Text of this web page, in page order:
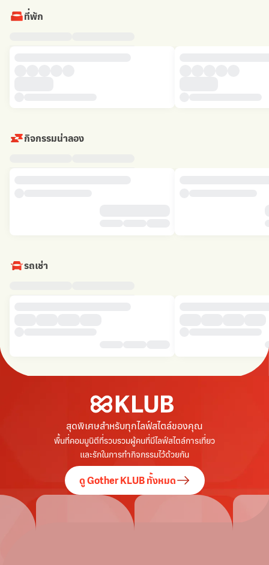
ที่พัก
กิจกรรมน่าลอง
รถเช่า
สุดพิเศษสำหรับทุกไลฟ์สไตล์ของคุณ
พื้นที่คอมมูนิตีที่รวบรวมผู้คนที่มีไลฟ์สไตล์การเที่ยว
และรักในการทำกิจกรรมไว้ด้วยกัน
ดู Gother KLUB ทั้งหมด